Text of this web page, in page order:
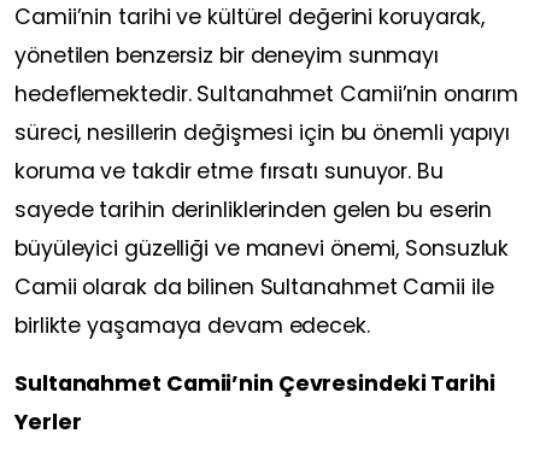
Camii’nin tarihi ve kültürel değerini koruyarak,
yönetilen benzersiz bir deneyim sunmayı
hedeflemektedir. Sultanahmet Camii’nin onarım
süreci, nesillerin değişmesi için bu önemli yapıyı
koruma ve takdir etme fırsatı sunuyor. Bu
sayede tarihin derinliklerinden gelen bu eserin
büyüleyici güzelliği ve manevi önemi, Sonsuzluk
Camii olarak da bilinen Sultanahmet Camii ile
birlikte yaşamaya devam edecek.
Sultanahmet Camii’nin Çevresindeki Tarihi
Yerler